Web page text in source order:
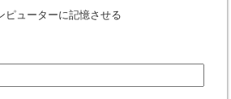
ピューターに記憶させる